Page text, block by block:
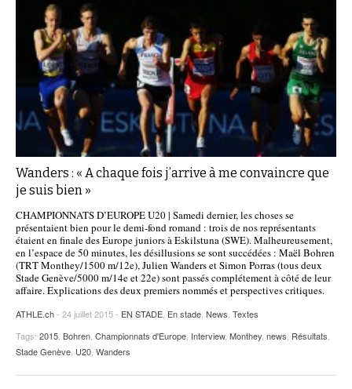
Wanders : « A chaque fois j’arrive à me convaincre que
je suis bien »
CHAMPIONNATS D’EUROPE U20 | Samedi dernier, les choses se
présentaient bien pour le demi-fond romand : trois de nos représentants
étaient en finale des Europe juniors à Eskilstuna (SWE). Malheureusement,
en l’espace de 50 minutes, les désillusions se sont succédées : Maël Bohren
(TRT Monthey/1500 m/12e), Julien Wanders et Simon Porras (tous deux
Stade Genève/5000 m/14e et 22e) sont passés complétement à côté de leur
affaire. Explications des deux premiers nommés et perspectives critiques.
ATHLE.ch- 24 juillet 2015 - EN STADE, En stade, News, Textes
Tags: 2015, Bohren, Championnats d'Europe, Interview, Monthey, news, Résultats,
Stade Genève, U20, Wanders